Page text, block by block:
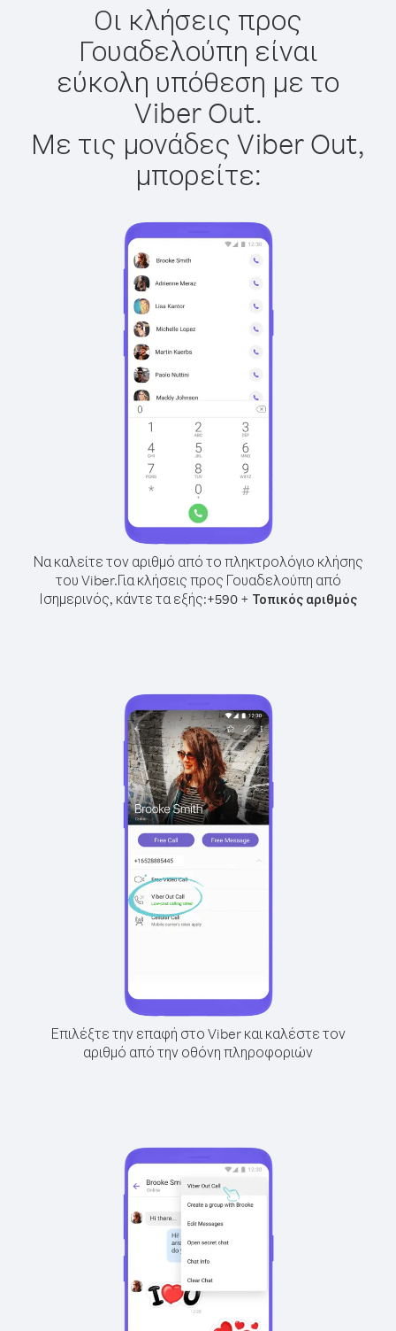
Οι κλήσεις προς
Γουαδελούπη είναι
εύκολη υπόθεση με το
Viber Out.
Με τις μονάδες Viber Out,
μπορείτε:
Να καλείτε τον αριθμό από το πληκτρολόγιο κλήσης
του Viber.Για κλήσεις προς Γουαδελούπη από
Ισημερινός, κάντε τα εξής:+590 + Τοπικός αριθμός
Επιλέξτε την επαφή στο Viber και καλέστε τον
αριθμό από την οθόνη πληροφοριών